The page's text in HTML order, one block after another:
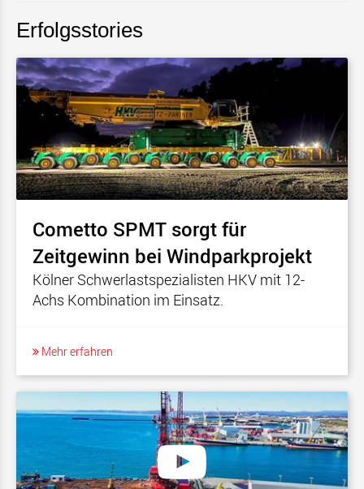
Erfolgsstories
Cometto SPMT sorgt für
Zeitgewinn bei Windparkprojekt
Kölner Schwerlastspezialisten HKV mit 12-
Achs Kombination im Einsatz.
Mehr erfahren